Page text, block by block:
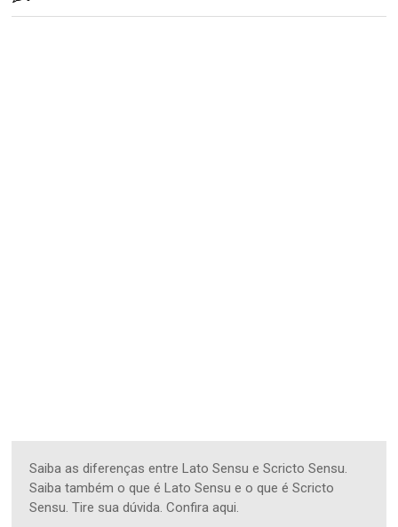
Saiba as diferenças entre Lato Sensu e Scricto Sensu.
Saiba também o que é Lato Sensu e o que é Scricto
Sensu. Tire sua dúvida. Confira aqui.